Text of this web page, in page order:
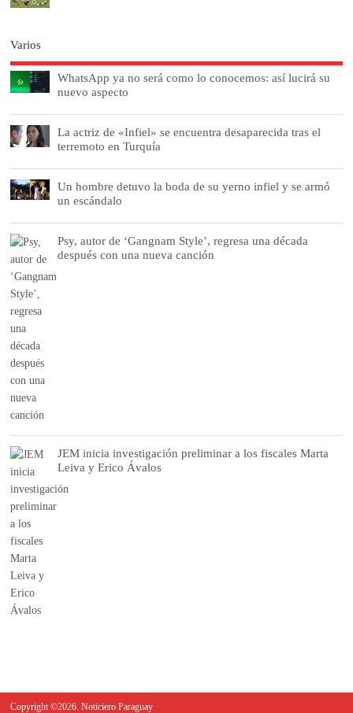
Varios
WhatsApp ya no será como lo conocemos: así lucirá su
nuevo aspecto
La actriz de «Infiel» se encuentra desaparecida tras el
terremoto en Turquía
Un hombre detuvo la boda de su yerno infiel y se armó
un escándalo
Psy, autor de ‘Gangnam Style’, regresa una década
después con una nueva canción
JEM inicia investigación preliminar a los fiscales Marta
Leiva y Erico Ávalos
Copyright ©2026. Noticiero Paraguay